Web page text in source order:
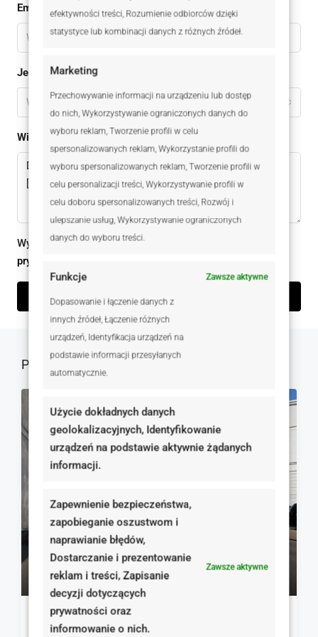
efektywności treści, Rozumienie odbiorców dzięki
statystyce lub kombinacji danych z różnych źródeł.
Marketing
Przechowywanie informacji na urządzeniu lub dostęp
do nich, Wykorzystywanie ograniczonych danych do
wyboru reklam, Tworzenie profili w celu
spersonalizowanych reklam, Wykorzystanie profili do
wyboru spersonalizowanych reklam, Tworzenie profili w
celu personalizacji treści, Wykorzystywanie profili w
celu doboru spersonalizowanych treści, Rozwój i
ulepszanie usług, Wykorzystywanie ograniczonych
danych do wyboru treści.
Funkcje Zawsze aktywne
Dopasowanie i łączenie danych z
innych źródeł, Łączenie różnych
urządzeń, Identyfikacja urządzeń na
podstawie informacji przesyłanych
automatycznie.
Użycie dokładnych danych
geolokalizacyjnych, Identyfikowanie
urządzeń na podstawie aktywnie żądanych
informacji.
Zapewnienie bezpieczeństwa,
zapobieganie oszustwom i
naprawianie błędów,
Dostarczanie i prezentowanie
reklam i treści, Zapisanie
decyzji dotyczących
prywatności oraz
informowanie o nich.
Zawsze aktywne
Email
Jestem
Wybierz
Wiadomomść
Wysyłając ten formularz zgadzam się z
prywatności
Wyślij zapytanie
Podobne oferty
129 000 zł
4 300 zł
Kompaktowy lokal komercyjny w lokalizacji